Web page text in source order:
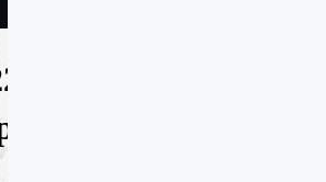
期》文豪野犬中